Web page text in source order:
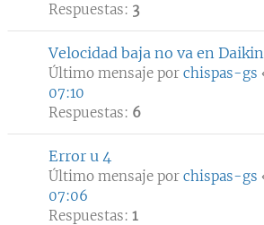
Respuestas: 3
Velocidad baja no va en
Último mensaje por chispas-gs
07:10
Respuestas: 6
Error u 4
Último mensaje por chispas-gs
07:06
Respuestas: 1